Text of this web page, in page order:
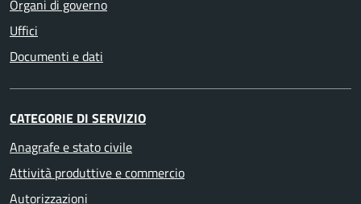
Organi di governo
Uffici
Documenti e dati
CATEGORIE DI SERVIZIO
Anagrafe e stato civile
Attività produttive e commercio
Autorizzazioni